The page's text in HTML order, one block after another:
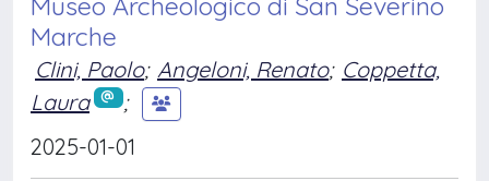
Marche
Clini, Paolo; Angeloni, Renato; Coppetta,
Laura
;
2025-01-01